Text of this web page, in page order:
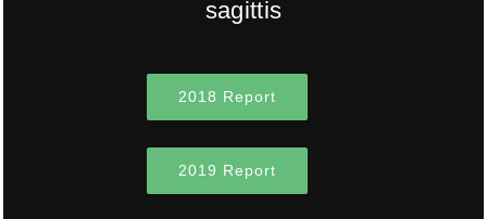
sagittis
2018 Report
2019 Report